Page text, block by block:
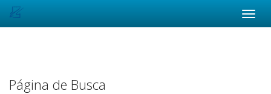
Página de Busca